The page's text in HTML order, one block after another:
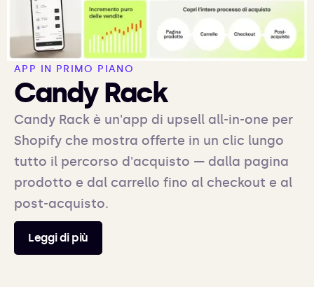
APP IN PRIMO PIANO
Candy Rack
Candy Rack è un'app di upsell all-in-one per
Shopify che mostra offerte in un clic lungo
tutto il percorso d'acquisto — dalla pagina
prodotto e dal carrello fino al checkout e al
post-acquisto.
Leggi di più